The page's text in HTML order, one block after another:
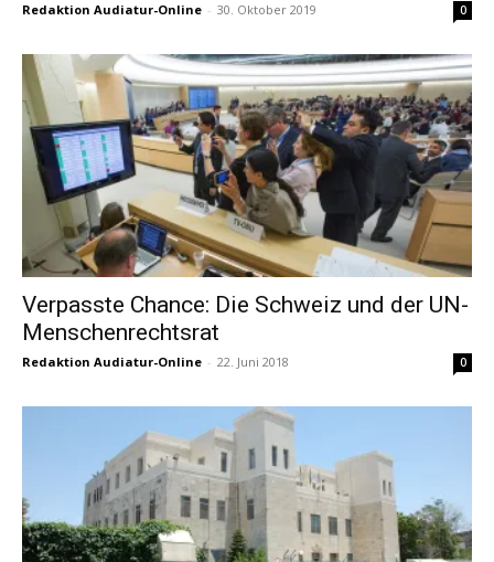
Redaktion Audiatur-Online - 30. Oktober 2019 0
Verpasste Chance: Die Schweiz und der UN-
Menschenrechtsrat
Redaktion Audiatur-Online - 22. Juni 2018 0